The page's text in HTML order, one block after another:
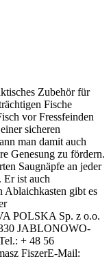
Zubehör für
Fische
vor Fressfeinden
sicheren
man damit auch
Genesung zu fördern.
Saugnäpfe an jeder
Er ist auch
gibt es
POLSKA Sp. z o.o.
JABLONOWO-
+ 48 56
FiszerE-Mail: